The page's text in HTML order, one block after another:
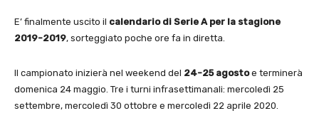
E’ finalmente uscito il calendario di Serie A per la stagione
2019-2019, sorteggiato poche ore fa in diretta.
Il campionato inizierà nel weekend del 24-25 agostoe terminerà
domenica 24 maggio. Tre i turni infrasettimanali: mercoledì 25
settembre, mercoledì 30 ottobre e mercoledì 22 aprile 2020.